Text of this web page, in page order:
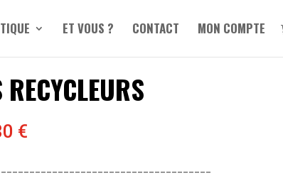
ET VOUS ? CONTACT MON COMPTE
RECYCLEURS
€